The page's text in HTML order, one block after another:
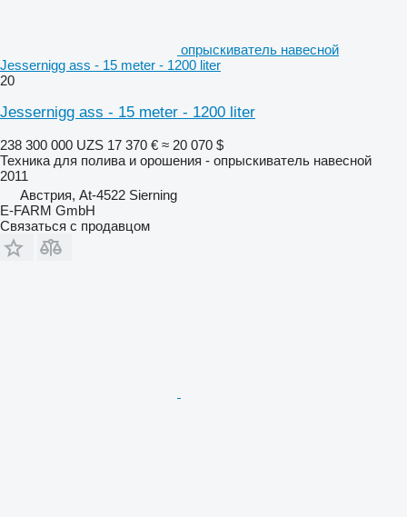
опрыскиватель навесной
Jessernigg ass - 15 meter - 1200 liter
20
Jessernigg ass - 15 meter - 1200 liter
238 300 000 UZS 17 370 € ≈ 20 070 $
Техника для полива и орошения - опрыскиватель навесной
2011
Австрия, At-4522 Sierning
E-FARM GmbH
Связаться с продавцом